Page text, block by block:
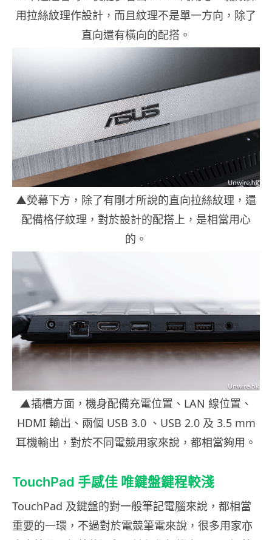
用拉絲紋理作設計，而且紋理不是單一方向，除了
直向還有橫向的配搭。
▲熒幕下方，除了有剛才所說的直向拉絲紋理，還
配備格仔紋理，對於設計的配搭上，是相當用心
的。
▲插槽方面，機身配備充電位置、LAN 線位置、
HDMI 輸出、兩個 USB 3.0 、USB 2.0 及 3.5 mm
耳機輸出，對於不同電競用家來說，都相當夠用。
TouchPad 手感佳 唯鍵盤鍵程較淺
TouchPad 及鍵盤的對一般筆記電腦來說，都相當
重要的一環，不過對於電競筆電來說，很多用家亦